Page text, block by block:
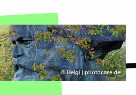
©Helgi | photocase.de